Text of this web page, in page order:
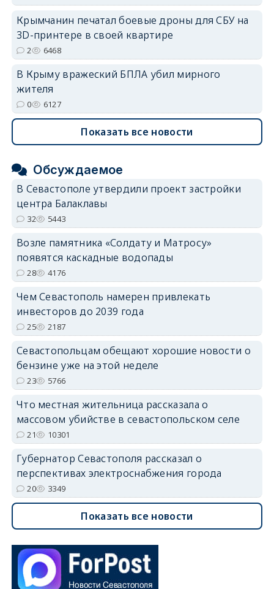
Крымчанин печатал боевые дроны для СБУ на
3D-принтере в своей квартире
2 6468
В Крыму вражеский БПЛА убил мирного
жителя
0 6127
Показать все новости
Обсуждаемое
В Севастополе утвердили проект застройки
центра Балаклавы
32 5443
Возле памятника «Солдату и Матросу»
появятся каскадные водопады
28 4176
Чем Севастополь намерен привлекать
инвесторов до 2039 года
25 2187
Севастопольцам обещают хорошие новости о
бензине уже на этой неделе
23 5766
Что местная жительница рассказала о
массовом убийстве в севастопольском селе
21 10301
Губернатор Севастополя рассказал о
перспективах электроснабжения города
20 3349
Показать все новости